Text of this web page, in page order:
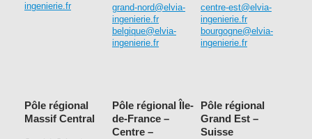
ingenierie.fr
grand-nord@elvia-
ingenierie.fr
belgique@elvia-
ingenierie.fr
centre-est@elvia-
ingenierie.fr
bourgogne@elvia-
ingenierie.fr
Pôle régional
Massif Central
Pôle régional Île-
de-France –
Centre –
Pôle régional
Grand Est –
Suisse